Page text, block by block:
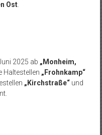
Ost.
2025 ab „Monheim,
Haltestellen „ Frohnkamp“
„Kirchstraße“und
.